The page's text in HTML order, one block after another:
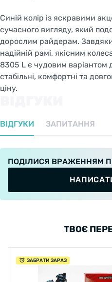
Синій колір із яскравими
сучасного вигляду, який
дорослим райдерам.
надійній рамі, якісним
8305 L є чудовим варіантом
стабільні, комфортні та
ціну.
ВІДГУКИ ЗАПИТАННЯ
ПОДІЛИСЯ ВРАЖЕННЯМ
ТВОЄ
ЗАБРАТИ ЗАРАЗ